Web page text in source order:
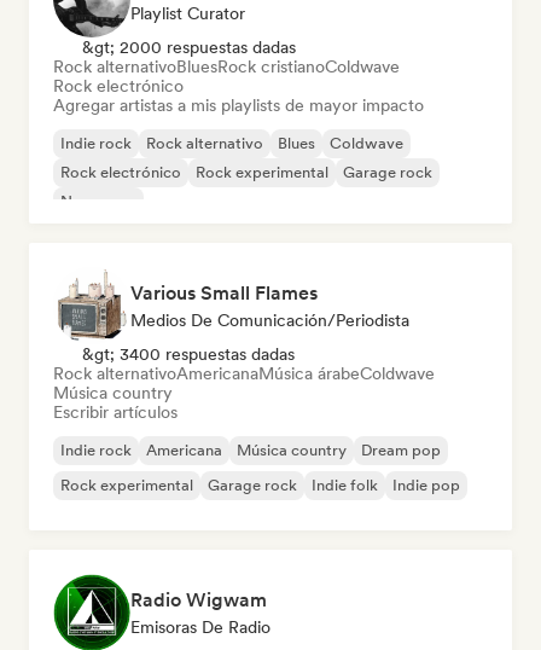
Playlist Curator
&gt; 2000 respuestas dadas
Rock alternativoBluesRock cristianoColdwave
Rock electrónico
Agregar artistas a mis playlists de mayor impacto
Indie rock Rock alternativo Blues
Coldwave
Rock electrónico
Rock experimental
Garage rock
New wave
Various Small Flames
Medios De Comunicación/Periodista
&gt; 3400 respuestas dadas
Rock alternativoAmericanaMúsica árabeColdwave
Música country
Escribir artículos
Indie rock Americana Música country
Dream pop
Rock experimental
Garage rock Indie folk Indie pop
Radio Wigwam
Emisoras De Radio